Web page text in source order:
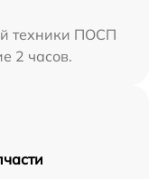
техники ПОСП
2 часов.